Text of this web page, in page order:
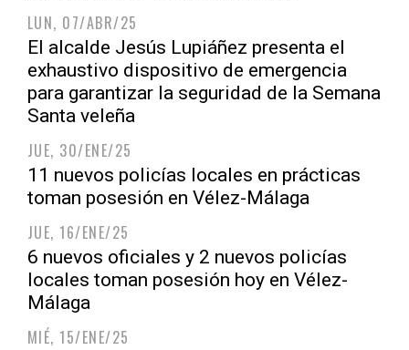
LUN, 07/ABR/25
El alcalde Jesús Lupiáñez presenta el
exhaustivo dispositivo de emergencia
para garantizar la seguridad de la Semana
Santa veleña
JUE, 30/ENE/25
11 nuevos policías locales en prácticas
toman posesión en Vélez-Málaga
JUE, 16/ENE/25
6 nuevos oficiales y 2 nuevos policías
locales toman posesión hoy en Vélez-
Málaga
MIÉ, 15/ENE/25